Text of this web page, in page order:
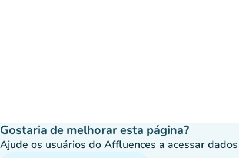
Gostaria de melhorar esta página?
Ajude os usuários do Affluences a acessar